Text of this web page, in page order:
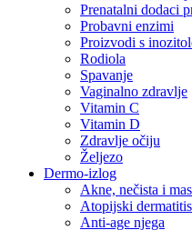
Prenatalni dodaci
Probavni enzimi
Proizvodi s
Rodiola
Spavanje
Vaginalno zdravlje
Vitamin C
Vitamin D
Zdravlje očiju
Željezo
Dermo-izlog
Akne, nečista i
Atopijski dermatitis
Anti-age njega